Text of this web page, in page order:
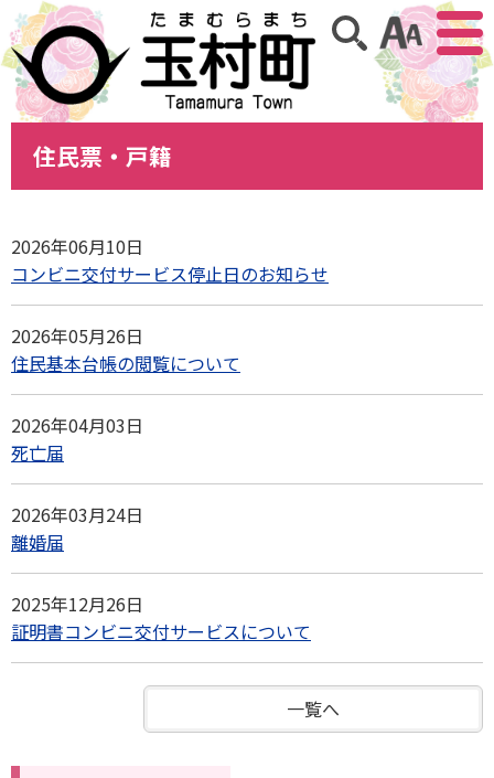
アクセ
サイト内検索
住民票・戸籍
2026年06月10日
コンビニ交付サービス停止日のお知らせ
2026年05月26日
住民基本台帳の閲覧について
2026年04月03日
死亡届
2026年03月24日
離婚届
2025年12月26日
証明書コンビニ交付サービスについて
一覧へ